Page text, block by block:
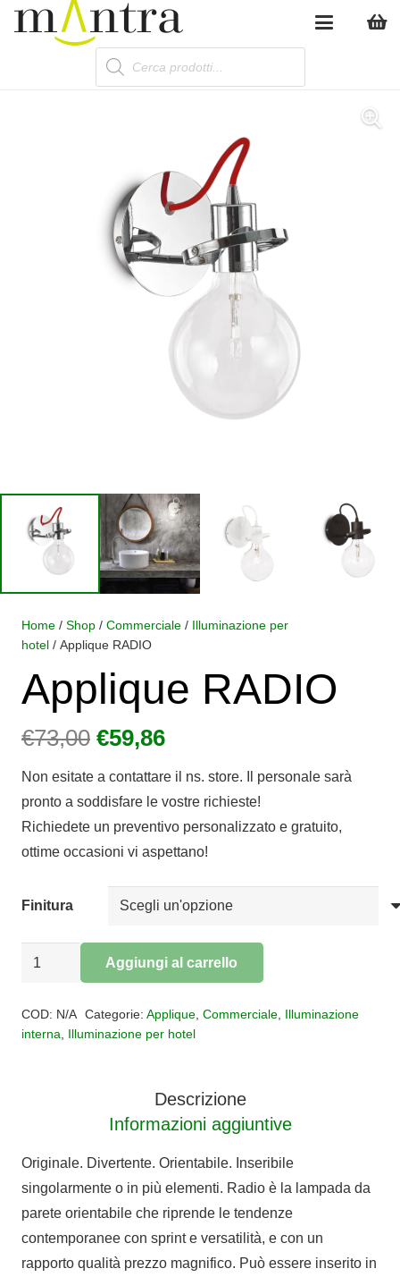
Products
search
Home / Shop / Commerciale / Illuminazione per
hotel / Applique RADIO
Applique RADIO
€73,00 Il
originale
era:
€73,00.
€59,86Il
attuale
è:
€59,86.
Non esitate a contattare il ns. store. Il personale sarà
pronto a soddisfare le vostre richieste!
Richiedete un preventivo personalizzato e gratuito,
ottime occasioni vi aspettano!
Finitura
Applique
Aggiungi al carrello
COD: N/A Categorie: Applique, Commerciale, Illuminazione
interna
Illuminazione per hotel
Descrizione
Informazioni aggiuntive
Originale. Divertente. Orientabile. Inseribile
singolarmente o in più elementi. Radio è la lampada da
parete orientabile che riprende le tendenze
contemporanee con sprint e versatilità, e con un
rapporto qualità prezzo magnifico. Può essere inserito in